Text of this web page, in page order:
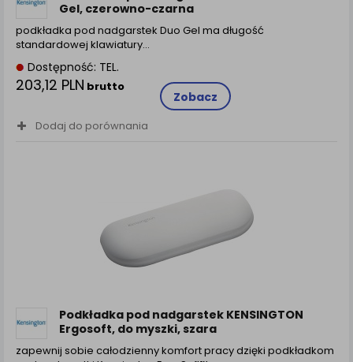
Gel, czerowno-czarna
podkładka pod nadgarstek Duo Gel ma długość
standardowej klawiatury…
Dostępność: TEL.
203,12 PLN brutto
Zobacz
Dodaj do porównania
Podkładka pod nadgarstek KENSINGTON
Ergosoft, do myszki, szara
zapewnij sobie całodzienny komfort pracy dzięki podkładkom